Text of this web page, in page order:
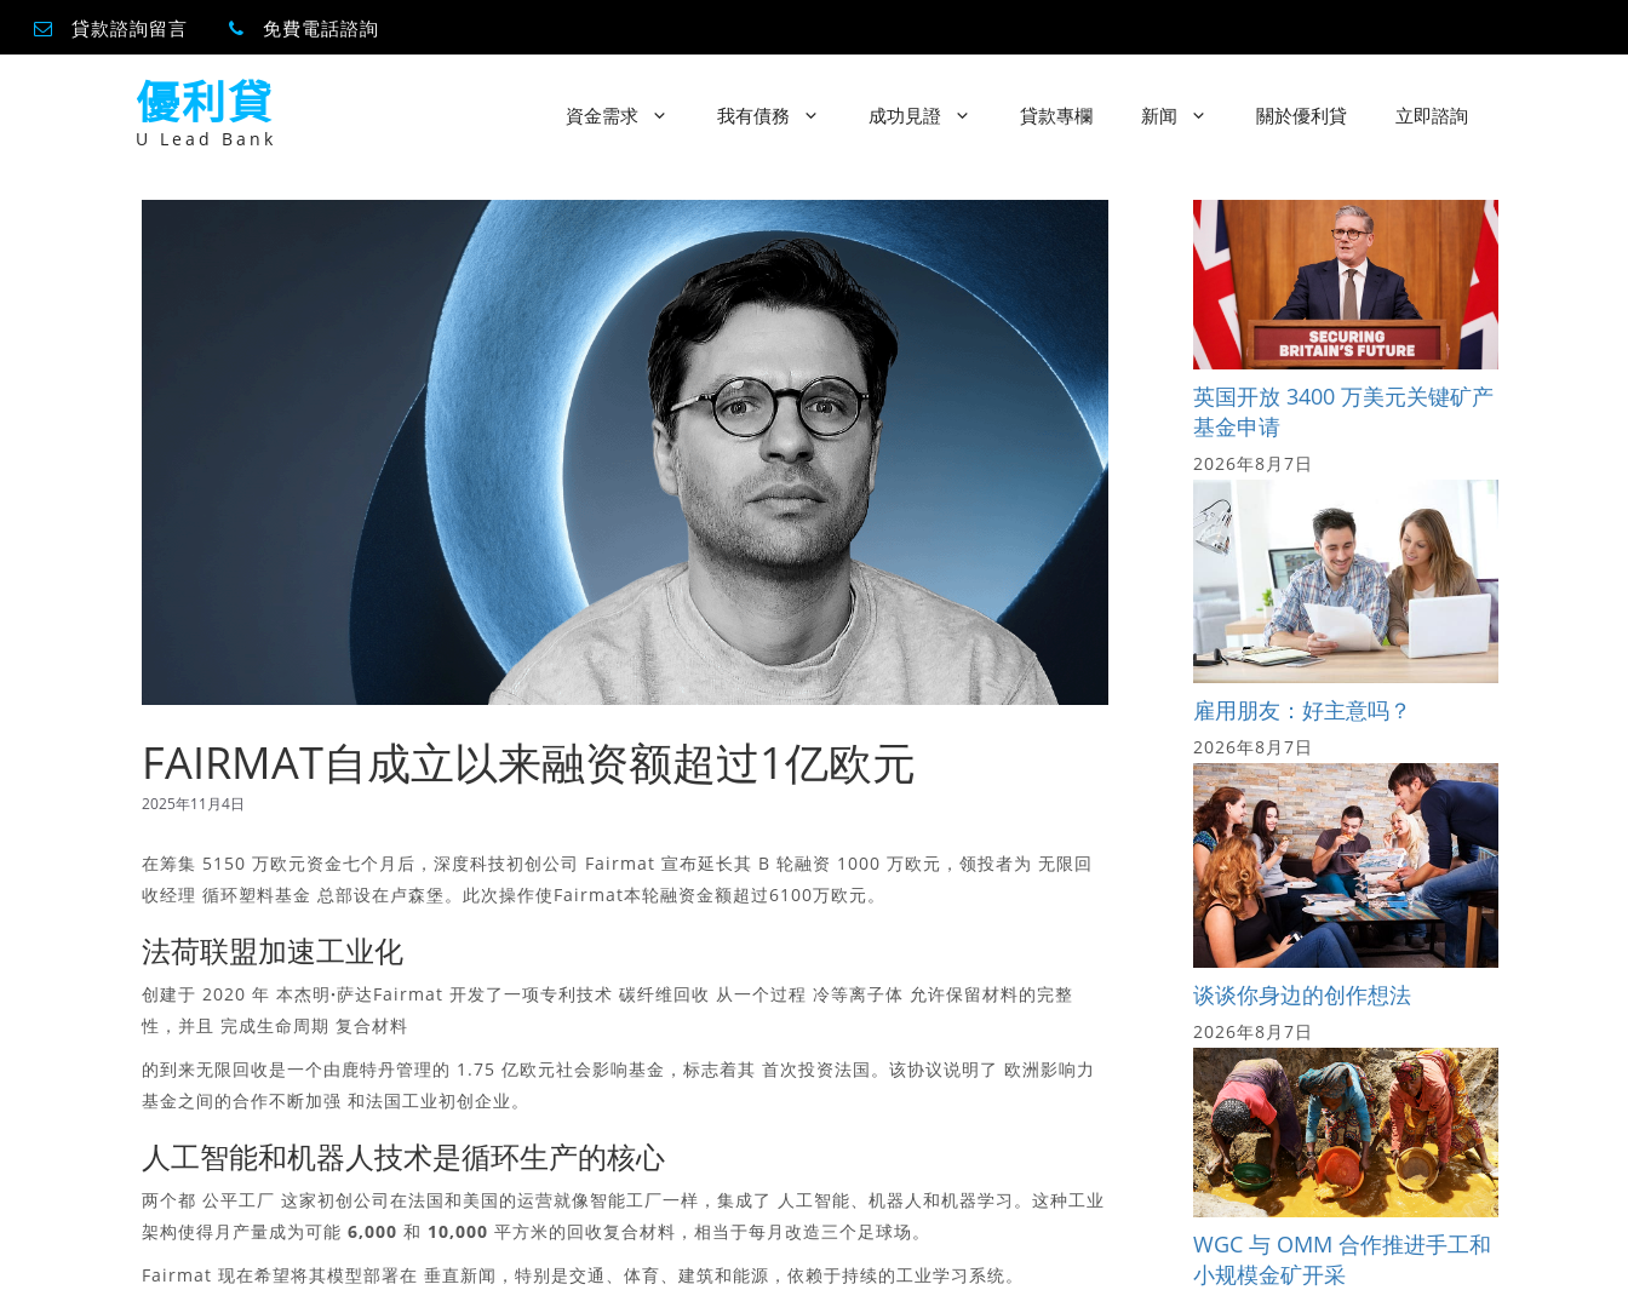
貸款諮詢留言 免費電話諮詢
優利貸
U Lead Bank
資金需求 我有債務 成功見證 貸款專欄 新闻 關於優利貸 立即諮詢
FAIRMAT自成立以来融资额超过1亿欧元
2025年11月4日
在筹集 5150 万欧元资金七个月后，深度科技初创公司 Fairmat 宣布延长其 B 轮融资 1000 万欧元，领投者为 无限回
收经理 循环塑料基金 总部设在卢森堡。此次操作使Fairmat本轮融资金额超过6100万欧元。
法荷联盟加速工业化
创建于 2020 年 本杰明·萨达Fairmat 开发了一项专利技术 碳纤维回收 从一个过程 冷等离子体 允许保留材料的完整
性，并且 完成生命周期 复合材料
的到来无限回收是一个由鹿特丹管理的 1.75 亿欧元社会影响基金，标志着其 首次投资法国。该协议说明了 欧洲影响力
基金之间的合作不断加强 和法国工业初创企业。
人工智能和机器人技术是循环生产的核心
两个都 公平工厂 这家初创公司在法国和美国的运营就像智能工厂一样，集成了 人工智能、机器人和机器学习 。这种工业
架构使得月产量成为可能 6,000 和 10,000 平方米的回收复合材料 ，相当于每月改造三个足球场。
Fairmat 现在希望将其模型部署在 垂直新闻 ，特别是交通、体育、建筑和能源，依赖于持续的工业学习系统。
英国开放 3400 万美元关键矿产
基金申请
2026年8月7日
雇用朋友：好主意吗？
2026年8月7日
谈谈你身边的创作想法
2026年8月7日
WGC 与 OMM 合作推进手工和
小规模金矿开采